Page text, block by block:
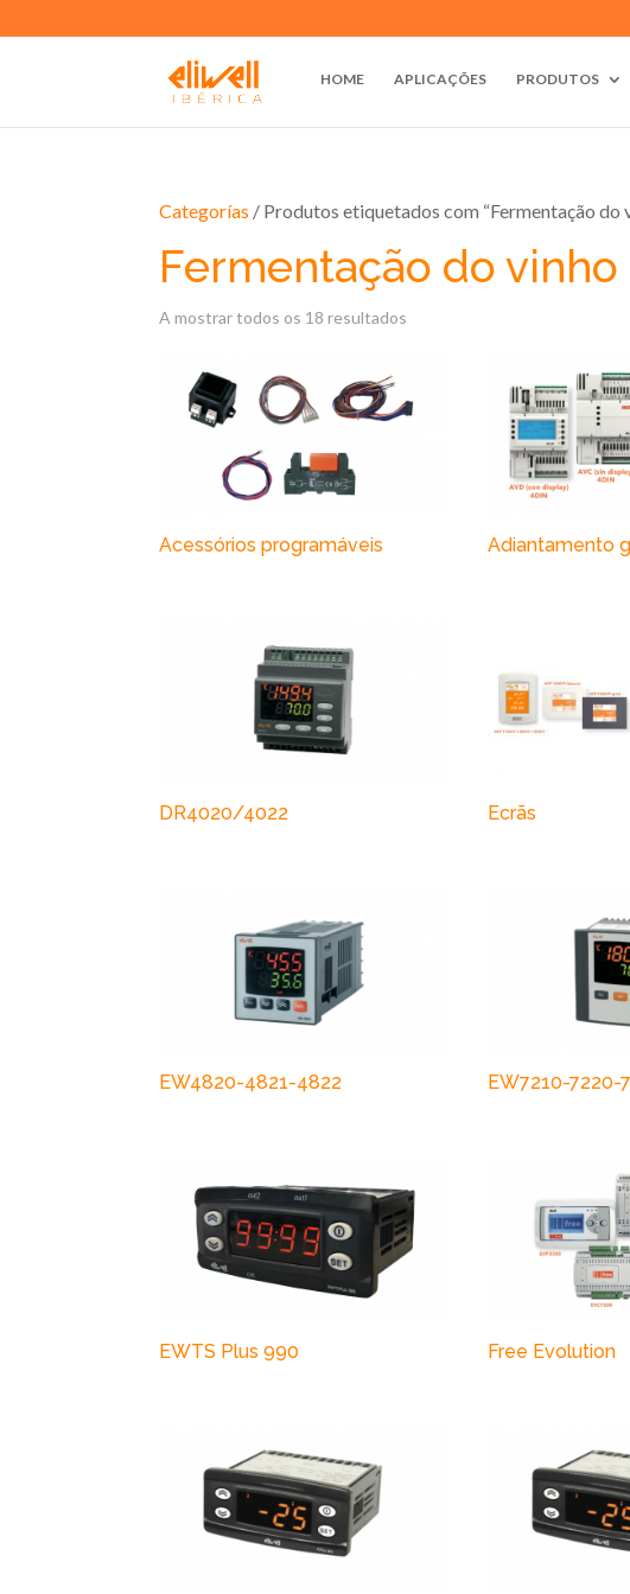
HOME APLICAÇÕES PRODUTOS
Categorías / Produtos etiquetados com “Fermentação do
Fermentação do vinho
A mostrar todos os 18 resultados
Acessórios programáveis Adiantamento
DR4020/4022 Ecrãs
EW4820-4821-4822 EW7210-7220-
EWTS Plus 990 Free Evolution